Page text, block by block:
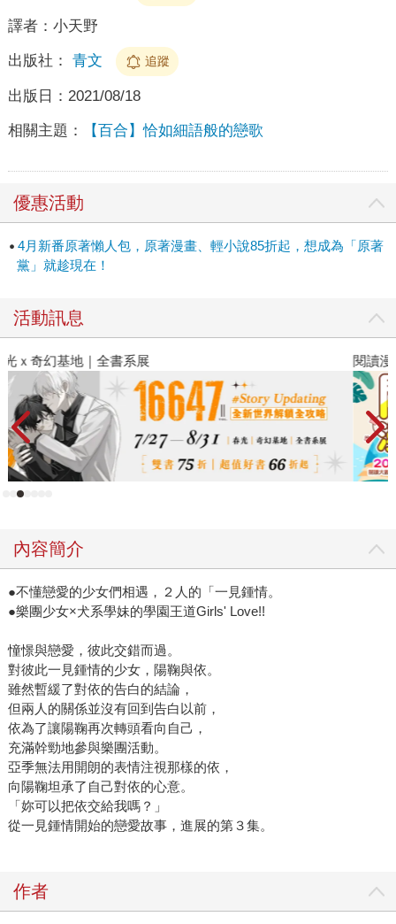
譯者： 小天野
出版社： 青文 追蹤
出版日： 2021/08/18
相關主題： 【百合】恰如細語般的戀歌
優惠活動
4月新番原著懶人包，原著漫畫、輕小說85折起，想成為「原著
黨」就趁現在！
活動訊息
閱讀漫遊錄-2026上半年暢銷榜
內容簡介
●不懂戀愛的少女們相遇，２人的「一見鍾情。
●樂團少女×犬系學妹的學園王道Girls' Love!!
憧憬與戀愛，彼此交錯而過。
對彼此一見鍾情的少女，陽鞠與依。
雖然暫緩了對依的告白的結論，
但兩人的關係並沒有回到告白以前，
依為了讓陽鞠再次轉頭看向自己，
充滿幹勁地參與樂團活動。
亞季無法用開朗的表情注視那樣的依，
向陽鞠坦承了自己對依的心意。
「妳可以把依交給我嗎？」
從一見鍾情開始的戀愛故事，進展的第３集。
作者